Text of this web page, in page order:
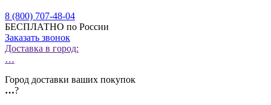
8 (800) 707-48-04
БЕСПЛАТНО по России
Заказать звонок
Доставка в город:
…
Город доставки ваших покупок
…?